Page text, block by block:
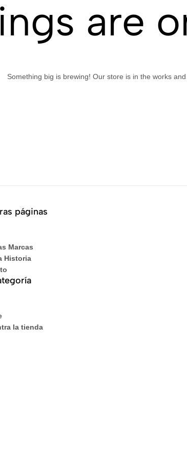
de
experiencia
are
Something big is brewing! Our store is in the works
páginas
Marcas
Historia
la tienda